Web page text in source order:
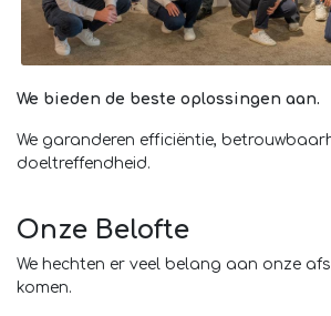
We bieden de beste oplossingen aan.
We garanderen efficiëntie,
doeltreffendheid.
Onze Belofte
We hechten er veel belang aan onze
komen.